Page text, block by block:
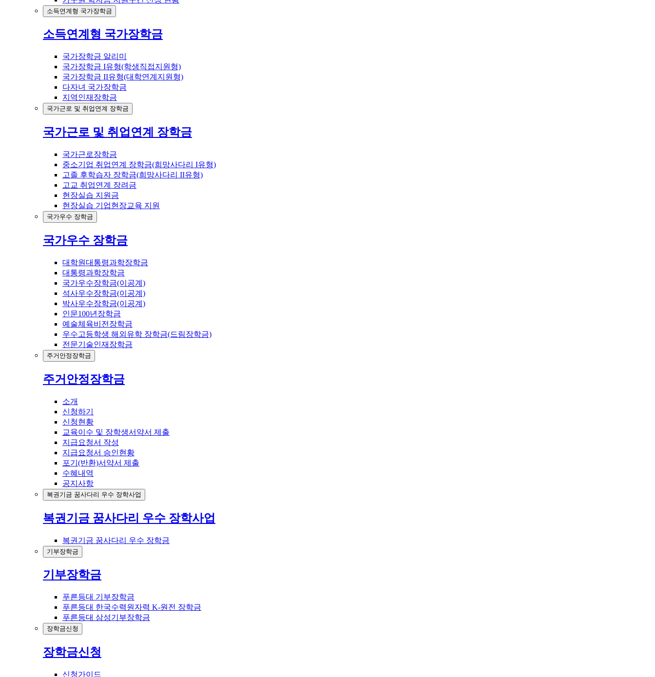
소득연계형 국가장학금
소득연계형 국가장학금
국가장학금 알리미
국가장학금 I유형(학생직접지원형)
국가장학금 II유형(대학연계지원형)
다자녀 국가장학금
지역인재장학금
국가근로 및 취업연계 장학금
국가근로 및 취업연계 장학금
국가근로장학금
중소기업 취업연계 장학금(희망사다리 I유형)
고졸 후학습자 장학금(희망사다리 II유형)
고교 취업연계 장려금
현장실습 지원금
현장실습 기업현장교육 지원
국가우수 장학금
국가우수 장학금
대학원대통령과학장학금
대통령과학장학금
국가우수장학금(이공계)
석사우수장학금(이공계)
박사우수장학금(이공계)
인문100년장학금
예술체육비전장학금
우수고등학생 해외유학 장학금(드림장학금)
전문기술인재장학금
주거안정장학금
주거안정장학금
소개
신청하기
신청현황
교육이수 및 장학생서약서 제출
지급요청서 작성
지급요청서 승인현황
포기(반환)서약서 제출
수혜내역
공지사항
복권기금 꿈사다리 우수 장학사업
복권기금 꿈사다리 우수 장학사업
복권기금 꿈사다리 우수 장학금
기부장학금
기부장학금
푸른등대 기부장학금
푸른등대 한국수력원자력 K-원전 장학금
푸른등대 삼성기부장학금
장학금신청
장학금신청
신청가이드